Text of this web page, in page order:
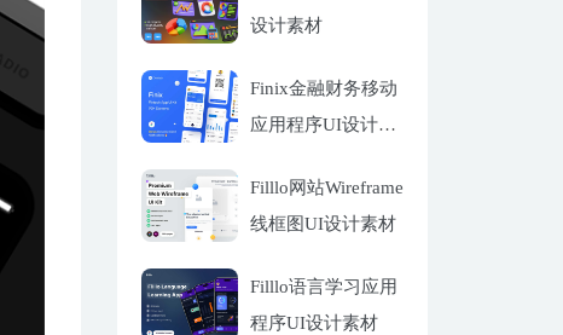
设计素材
Finix金融财务移动
应用程序UI设计套
Filllo网站Wireframe
线框图UI设计素材
Filllo语言学习应用
程序UI设计素材